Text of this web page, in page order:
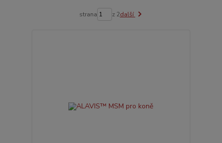
strana z 2další